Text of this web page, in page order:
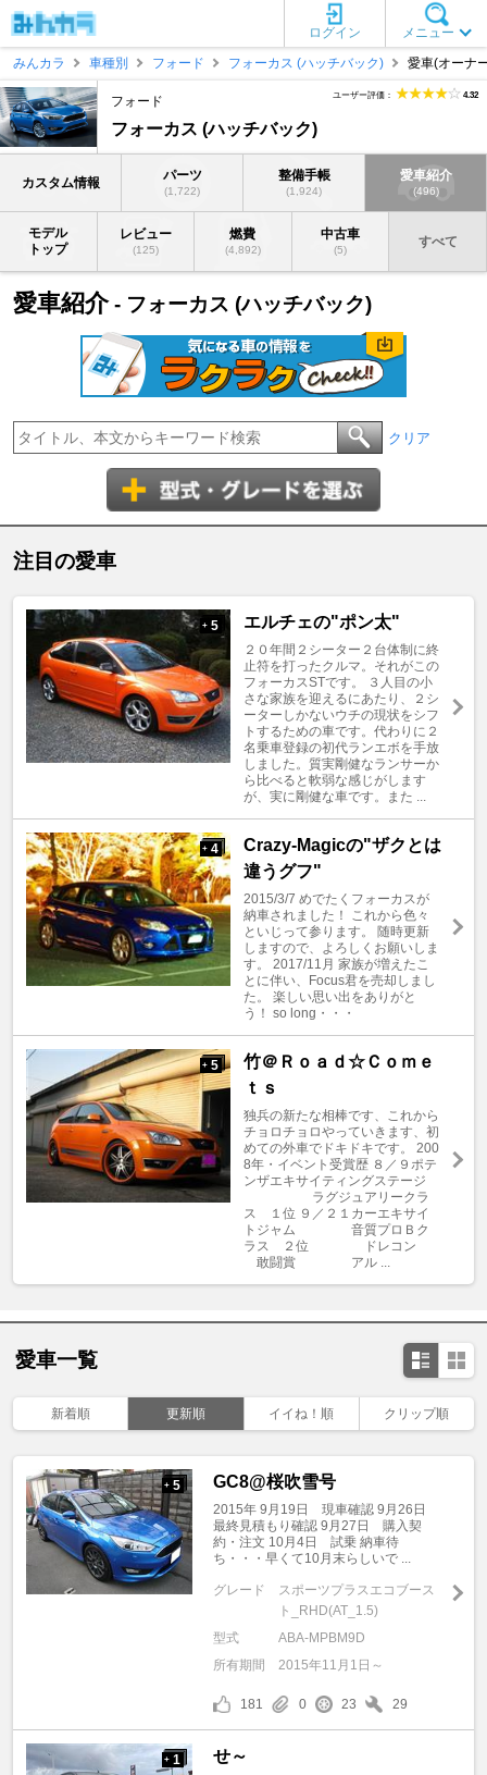
メニュー
ログイン
みんカラ
車種別 フォード フォーカス (ハッチバック) 愛車(オーナ
フォード
フォーカス (ハッチバック)
ユーザー評価： 4.32
カスタム情報 パーツ
(1,722)
整備手帳
(1,924)
愛車紹介
(496)
モデル
トップ
レビュー
(125)
燃費
(4,892)
中古車
(5)
すべて
愛車紹介- フォーカス (ハッチバック)
クリア
注目の愛車
+ 5 エルチェの"ポン太"
２０年間２シーター２台体制に終
止符を打ったクルマ。それがこの
フォーカスSTです。 ３人目の小
さな家族を迎えるにあたり、２シ
ーターしかないウチの現状をシフ
トするための車です。代わりに２
名乗車登録の初代ランエボを手放
しました。質実剛健なランサーか
ら比べると軟弱な感じがします
が、実に剛健な車です。また ...
+ 4
Crazy-Magicの"ザクとは
違うグフ"
2015/3/7 めでたくフォーカスが
納車されました！ これから色々
といじって参ります。 随時更新
しますので、よろしくお願いしま
す。 2017/11月 家族が増えたこ
とに伴い、Focus君を売却しまし
た。 楽しい思い出をありがと
う！ so long・・・
+ 5
竹＠Ｒｏａｄ☆Ｃｏｍｅ
ｔｓ
独兵の新たな相棒です、これから
チョロチョロやっていきます、初
めての外車でドキドキです。 200
8年・イベント受賞歴 ８／９ポテ
ンザエキサイティングステージ
ラグジュアリークラ
ス １位 ９／２１カーエキサイ
トジャム 音質プロＢク
ラス ２位 ドレコン
敢闘賞 アル ...
愛車一覧
新着順 更新順 イイね！順 クリップ順
+ 5 GC8@桜吹雪号
2015年 9月19日 現車確認 9月26日
最終見積もり確認 9月27日 購入契
約・注文 10月4日 試乗 納車待
ち・・・早くて10月末らしいで ...
グレード
スポーツプラスエコブース
ト_RHD(AT_1.5)
型式
ABA-MPBM9D
所有期間
2015年11月1日～
181 0 23 29
+ 1 せ～